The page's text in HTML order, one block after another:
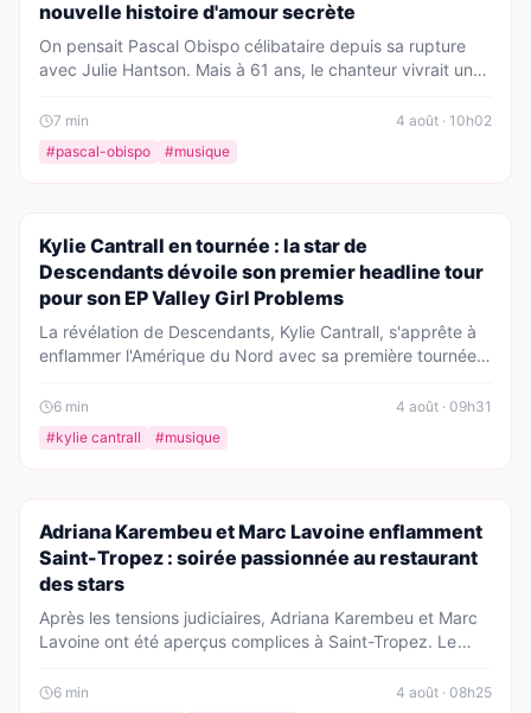
nouvelle histoire d'amour secrète
On pensait Pascal Obispo célibataire depuis sa rupture
avec Julie Hantson. Mais à 61 ans, le chanteur vivrait une
désormais une frontière ferme entre cette romance
protégée et les rumeurs.
7 min
4 août · 10h02
#pascal-obispo #musique
PEOPLE
Kylie Cantrall en tournée : la star de
Descendants dévoile son premier headline tour
pour son EP Valley Girl Problems
La révélation de Descendants, Kylie Cantrall, s'apprête à
enflammer l'Amérique du Nord avec sa première tournée
nouvel EP tant attendu, Valley Girl Problems, et de se
rapprocher de ses fans comme jamais.
6 min
4 août · 09h31
#kylie cantrall #musique
PEOPLE
Adriana Karembeu et Marc Lavoine enflamment
Saint-Tropez : soirée passionnée au restaurant
des stars
Après les tensions judiciaires, Adriana Karembeu et Marc
Lavoine ont été aperçus complices à Saint-Tropez. Le
transformant leur dîner en moment musical inoubliable.
6 min
4 août · 08h25